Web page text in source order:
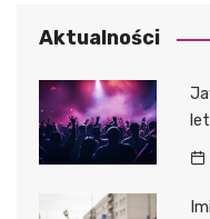
Aktualności